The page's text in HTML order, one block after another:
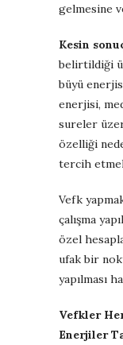
gelmesine
Kesin
belirtildiği
büyü
enerjisi,
sureler
özelliği
tercih
Vefk
çalışma
özel
ufak bir
yapılması
Vefkler
Enerjiler